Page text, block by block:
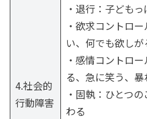
4.社会的
行動障害
・退行：子ども
・欲求コントロ
い、何でも欲し
・感情コントロ
る、急に笑う、暴
・固執：ひとつ
わる